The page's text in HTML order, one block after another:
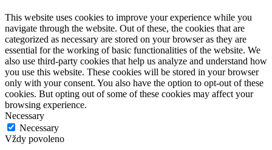
This website uses cookies to improve your experience while you
navigate through the website. Out of these, the cookies that are
categorized as necessary are stored on your browser as they are
essential for the working of basic functionalities of the website. We
also use third-party cookies that help us analyze and understand how
you use this website. These cookies will be stored in your browser
only with your consent. You also have the option to opt-out of these
cookies. But opting out of some of these cookies may affect your
browsing experience.
Necessary
Necessary
Vždy povoleno